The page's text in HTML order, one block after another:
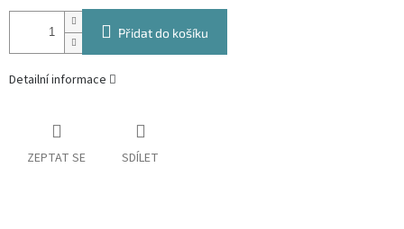
Přidat do košíku
Detailní informace
ZEPTAT SE SDÍLET